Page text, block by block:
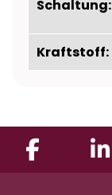
Schaltung:
Kraftstoff: